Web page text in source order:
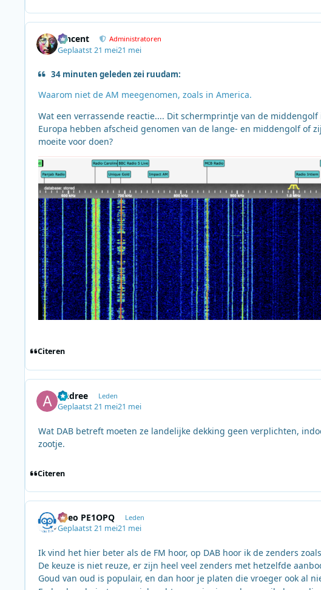
Vincent Administratoren
Geplaatst21 mei21 mei
34 minuten geleden zei ruudam:
Waarom niet de AM meegenomen, zoals in America.
Wat een verrassende reactie.... Dit schermprintje van de
Europa hebben afscheid genomen van de lange- en middengolf of
moeite voor doen?
Citeren
Andree Leden
Geplaatst21 mei21 mei
Wat DAB betreft moeten ze landelijke dekking geen verplichten,
zootje.
Citeren
Theo PE1OPQ Leden
Geplaatst21 mei21 mei
Ik vind het hier beter als de FM hoor, op DAB hoor ik de zenders
De keuze is niet reuze, er zijn heel veel zenders met hetzelfde
Goud van oud is populair, en dan hoor je platen die vroeger ook al